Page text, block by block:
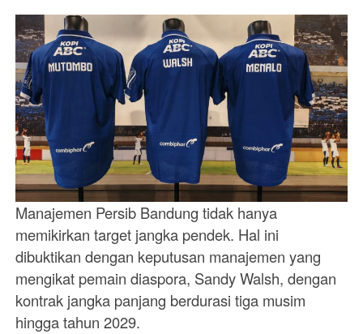
Manajemen Persib Bandung tidak hanya
memikirkan target jangka pendek. Hal ini
dibuktikan dengan keputusan manajemen yang
mengikat pemain diaspora, Sandy Walsh, dengan
kontrak jangka panjang berdurasi tiga musim
hingga tahun 2029.